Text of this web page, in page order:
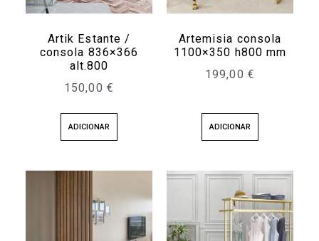
Artik Estante /
consola 836×366
alt.800
150,00 €
ADICIONAR
Artemisia consola
1100×350 h800 mm
199,00 €
ADICIONAR